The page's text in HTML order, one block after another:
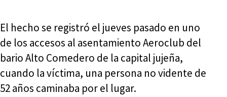
El hecho se registró el jueves pasado en uno
de los accesos al asentamiento Aeroclub del
bario Alto Comedero de la capital jujeña,
cuando la víctima, una persona no vidente de
52 años caminaba por el lugar.